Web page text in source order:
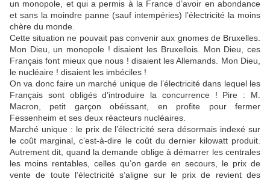
un monopole, et qui a permis à la France d’avoir en abondance
et sans la moindre panne (sauf intempéries) l’électricité la moins
chère du monde.
Cette situation ne pouvait pas convenir aux gnomes de Bruxelles.
Mon Dieu, un monopole ! disaient les Bruxellois. Mon Dieu, ces
Français font mieux que nous ! disaient les Allemands. Mon Dieu,
le nucléaire ! disaient les imbéciles !
On va donc faire un marché unique de l’électricité dans lequel les
Français sont obligés d’introduire la concurrence ! Pire : M.
Macron, petit garçon obéissant, en profite pour fermer
Fessenheim et ses deux réacteurs nucléaires.
Marché unique : le prix de l’électricité sera désormais indexé sur
le coût marginal, c’est-à-dire le coût du dernier kilowatt produit.
Autrement dit, quand la demande oblige à démarrer les centrales
les moins rentables, celles qu’on garde en secours, le prix de
vente de toute l’électricité s’aligne sur le prix de revient des